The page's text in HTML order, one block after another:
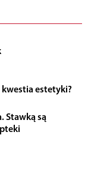
estetyki?
Stawką są